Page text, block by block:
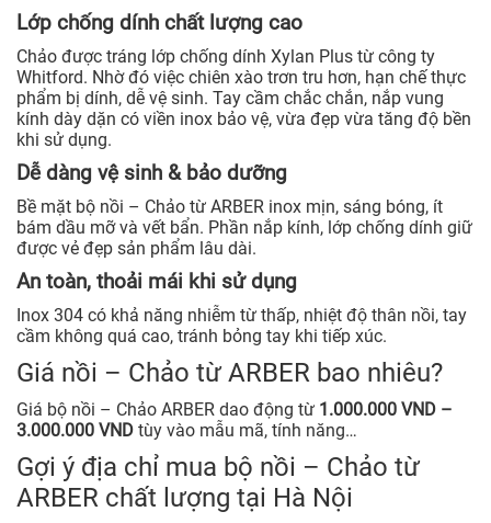
Lớp chống dính chất lượng cao
Chảo được tráng lớp chống dính Xylan Plus từ công ty
Whitford. Nhờ đó việc chiên xào trơn tru hơn, hạn chế thực
phẩm bị dính, dễ vệ sinh. Tay cầm chắc chắn, nắp vung
kính dày dặn có viền inox bảo vệ, vừa đẹp vừa tăng độ bền
khi sử dụng.
Dễ dàng vệ sinh & bảo dưỡng
Bề mặt bộ nồi – Chảo từ ARBER inox mịn, sáng bóng, ít
bám dầu mỡ và vết bẩn. Phần nắp kính, lớp chống dính giữ
được vẻ đẹp sản phẩm lâu dài.
An toàn, thoải mái khi sử dụng
Inox 304 có khả năng nhiễm từ thấp, nhiệt độ thân nồi, tay
cầm không quá cao, tránh bỏng tay khi tiếp xúc.
Giá nồi – Chảo từ ARBER bao nhiêu?
Giá bộ nồi – Chảo ARBER dao động từ 1.000.000 VND –
3.000.000 VND tùy vào mẫu mã, tính năng…
Gợi ý địa chỉ mua bộ nồi – Chảo từ
ARBER chất lượng tại Hà Nội